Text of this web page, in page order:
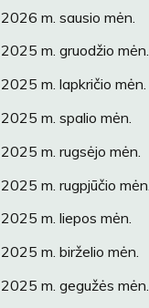
2026 m. sausio mėn.
2025 m. gruodžio mėn.
2025 m. lapkričio mėn.
2025 m. spalio mėn.
2025 m. rugsėjo mėn.
2025 m. rugpjūčio mėn.
2025 m. liepos mėn.
2025 m. birželio mėn.
2025 m. gegužės mėn.